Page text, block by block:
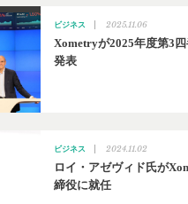
ビジネス 2025.11.06
Xometryが2025年度第3
発表
ビジネス 2024.11.02
ロイ・アゼヴィド氏が
締役に就任